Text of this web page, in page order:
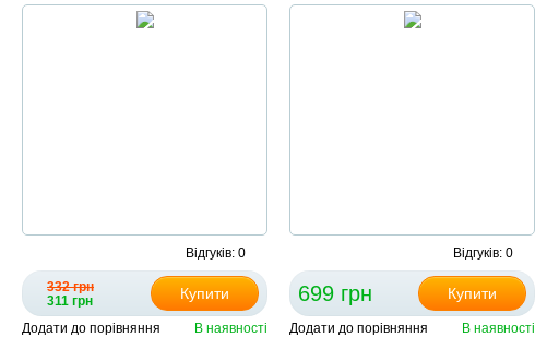
м'яти
Відгуків: 0
332 грн
311 грн
Купити
Додати до порівняння В наявності
магнієві пластівці 1000 г для ванн
Відгуків: 0
699 грн Купити
Додати до порівняння В наявності